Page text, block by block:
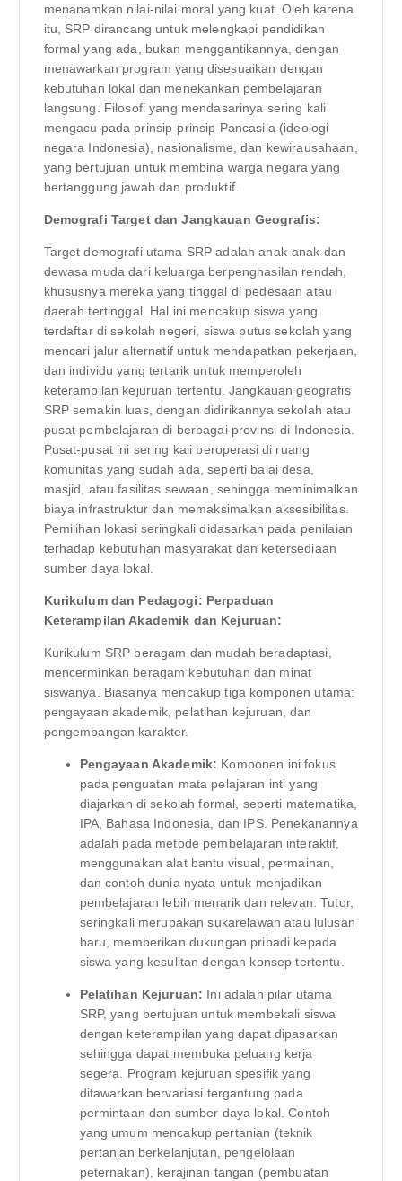
menanamkan nilai-nilai moral yang kuat. Oleh karena
itu, SRP dirancang untuk melengkapi pendidikan
formal yang ada, bukan menggantikannya, dengan
menawarkan program yang disesuaikan dengan
kebutuhan lokal dan menekankan pembelajaran
langsung. Filosofi yang mendasarinya sering kali
mengacu pada prinsip-prinsip Pancasila (ideologi
negara Indonesia), nasionalisme, dan kewirausahaan,
yang bertujuan untuk membina warga negara yang
bertanggung jawab dan produktif.
Demografi Target dan Jangkauan Geografis:
Target demografi utama SRP adalah anak-anak dan
dewasa muda dari keluarga berpenghasilan rendah,
khususnya mereka yang tinggal di pedesaan atau
daerah tertinggal. Hal ini mencakup siswa yang
terdaftar di sekolah negeri, siswa putus sekolah yang
mencari jalur alternatif untuk mendapatkan pekerjaan,
dan individu yang tertarik untuk memperoleh
keterampilan kejuruan tertentu. Jangkauan geografis
SRP semakin luas, dengan didirikannya sekolah atau
pusat pembelajaran di berbagai provinsi di Indonesia.
Pusat-pusat ini sering kali beroperasi di ruang
komunitas yang sudah ada, seperti balai desa,
masjid, atau fasilitas sewaan, sehingga meminimalkan
biaya infrastruktur dan memaksimalkan aksesibilitas.
Pemilihan lokasi seringkali didasarkan pada penilaian
terhadap kebutuhan masyarakat dan ketersediaan
sumber daya lokal.
Kurikulum dan Pedagogi: Perpaduan
Keterampilan Akademik dan Kejuruan:
Kurikulum SRP beragam dan mudah beradaptasi,
mencerminkan beragam kebutuhan dan minat
siswanya. Biasanya mencakup tiga komponen utama:
pengayaan akademik, pelatihan kejuruan, dan
pengembangan karakter.
Pengayaan Akademik: Komponen ini fokus
pada penguatan mata pelajaran inti yang
diajarkan di sekolah formal, seperti matematika,
IPA, Bahasa Indonesia, dan IPS. Penekanannya
adalah pada metode pembelajaran interaktif,
menggunakan alat bantu visual, permainan,
dan contoh dunia nyata untuk menjadikan
pembelajaran lebih menarik dan relevan. Tutor,
seringkali merupakan sukarelawan atau lulusan
baru, memberikan dukungan pribadi kepada
siswa yang kesulitan dengan konsep tertentu.
Pelatihan Kejuruan: Ini adalah pilar utama
SRP, yang bertujuan untuk membekali siswa
dengan keterampilan yang dapat dipasarkan
sehingga dapat membuka peluang kerja
segera. Program kejuruan spesifik yang
ditawarkan bervariasi tergantung pada
permintaan dan sumber daya lokal. Contoh
yang umum mencakup pertanian (teknik
pertanian berkelanjutan, pengelolaan
peternakan), kerajinan tangan (pembuatan